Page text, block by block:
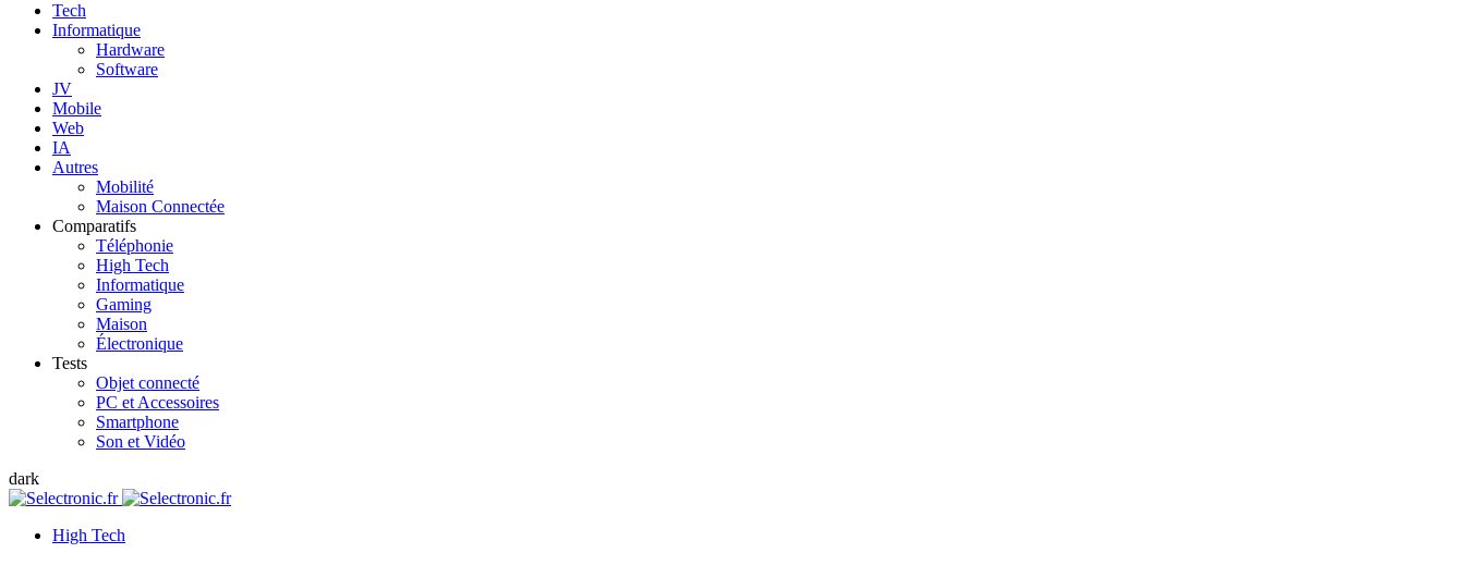
Tech
Informatique
Hardware
Software
JV
Mobile
Web
IA
Autres
Mobilité
Maison Connectée
Comparatifs
Téléphonie
High Tech
Informatique
Gaming
Maison
Électronique
Tests
Objet connecté
PC et Accessoires
Smartphone
Son et Vidéo
dark
High Tech